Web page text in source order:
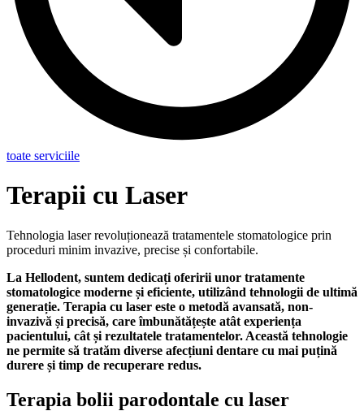
toate serviciile
Terapii cu Laser
Tehnologia laser revoluționează tratamentele stomatologice prin
proceduri minim invazive, precise și confortabile.
La Hellodent, suntem dedicați oferirii unor tratamente
stomatologice moderne și eficiente, utilizând tehnologii de ultimă
generație. Terapia cu laser este o metodă avansată, non-
invazivă și precisă, care îmbunătățește atât experiența
pacientului, cât și rezultatele tratamentelor. Această tehnologie
ne permite să tratăm diverse afecțiuni dentare cu mai puțină
durere și timp de recuperare redus.
Terapia bolii parodontale cu laser